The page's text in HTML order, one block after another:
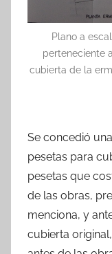
Plano a
perteneciente
cubierta de la
Se concedió
pesetas para
pesetas que
de las obras,
menciona, y
cubierta